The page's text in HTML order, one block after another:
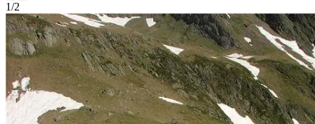
1/2